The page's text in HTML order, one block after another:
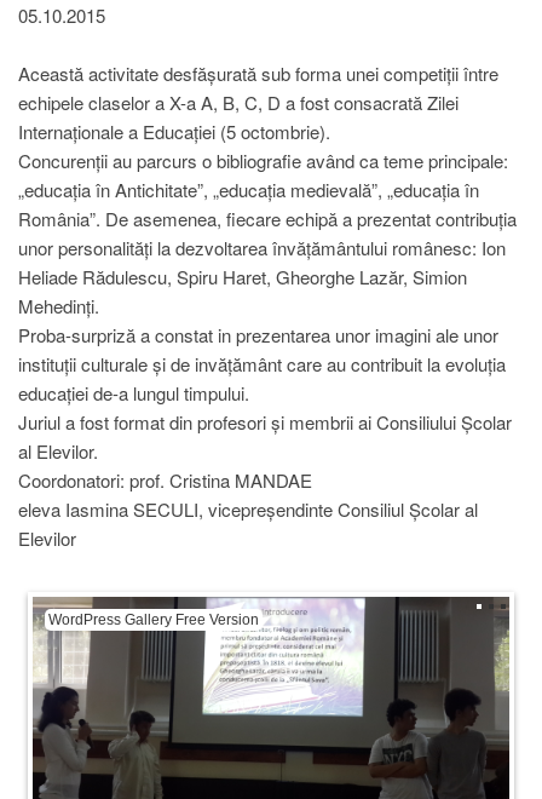
05.10.2015
Această activitate desfășurată sub forma unei competiții între
echipele claselor a X-a A, B, C, D a fost consacrată Zilei
Internaționale a Educației (5 octombrie).
Concurenții au parcurs o bibliografie având ca teme principale:
„educația în Antichitate”, „educația medievală”, „educația în
România”. De asemenea, fiecare echipă a prezentat contribuția
unor personalități la dezvoltarea învățământului românesc: Ion
Heliade Rădulescu, Spiru Haret, Gheorghe Lazăr, Simion
Mehedinți.
Proba-surpriză a constat in prezentarea unor imagini ale unor
instituții culturale și de invățământ care au contribuit la evoluția
educației de-a lungul timpului.
Juriul a fost format din profesori și membrii ai Consiliului Școlar
al Elevilor.
Coordonatori: prof. Cristina MANDAE
eleva Iasmina SECULI, vicepreșendinte Consiliul Școlar al
Elevilor
WordPress Gallery Free Version